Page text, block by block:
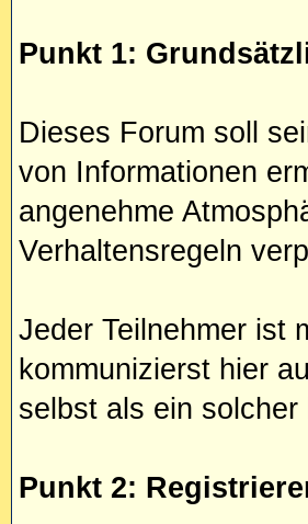
Punkt 1:
Dieses Forum soll
von Informationen
angenehme
Verhaltensregeln
Jeder Teilnehmer ist
kommunizierst hier
selbst als ein
Punkt 2: